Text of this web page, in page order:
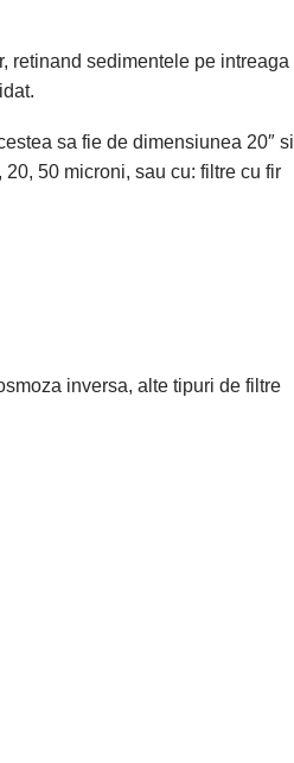
retinand sedimentele pe intreaga
sa fie de dimensiunea 20″ si
50 microni, sau cu: filtre cu fir
inversa, alte tipuri de filtre